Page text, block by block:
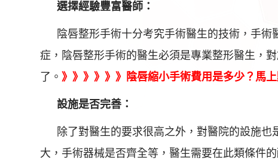
選擇經驗豐富醫師：
陰唇整形手術十分考究手術醫生的技術，手
症，陰唇整形手術的醫生必須是專業整形醫生，
了。 》》》》》》 陰唇縮小手術費用是多少？馬
設施是否完善：
除了對醫生的要求很高之外，對醫院的設施
大，手術器械是否齊全等，醫生需要在此類條件